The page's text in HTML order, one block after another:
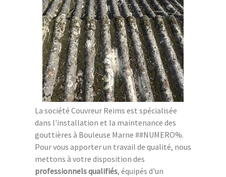
La société Couvreur Reims est spécialisée
dans l'installation et la maintenance des
gouttières à Bouleuse Marne ##NUMERO%.
Pour vous apporter un travail de qualité, nous
mettons à votre disposition des
professionnels qualifiés, équipés d'un